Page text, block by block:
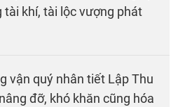
khí, tài lộc vượng phát
vận quý nhân tiết Lập Thu
đỡ, khó khăn cũng hóa